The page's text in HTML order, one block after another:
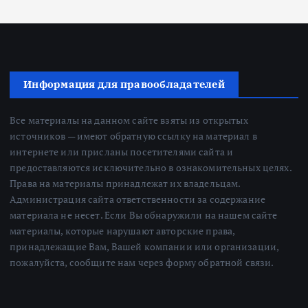
Информация для правообладателей
Все материалы на данном сайте взяты из открытых
источников — имеют обратную ссылку на материал в
интернете или присланы посетителями сайта и
предоставляются исключительно в ознакомительных целях.
Права на материалы принадлежат их владельцам.
Администрация сайта ответственности за содержание
материала не несет. Если Вы обнаружили на нашем сайте
материалы, которые нарушают авторские права,
принадлежащие Вам, Вашей компании или организации,
пожалуйста, сообщите нам через форму обратной связи.